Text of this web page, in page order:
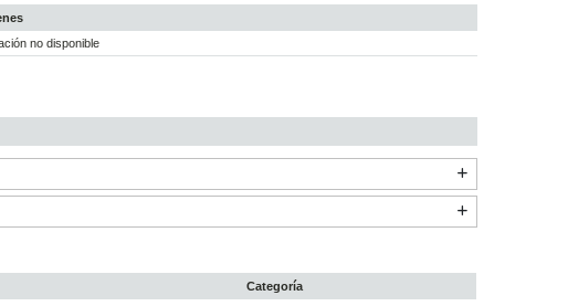
no disponible
Categoría